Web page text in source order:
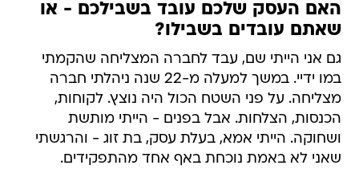
האם העסק שלכם עובד בשבילכם - או
שאתם עובדים בשבילו?
גם אני הייתי שם, עבד לחברה המצליחה שהקמתי
במו ידיי. במשך למעלה מ-22 שנה ניהלתי חברה
מצליחה. על פני השטח הכול היה נוצץ. לקוחות,
הכנסות, הצלחות. אבל בפנים - הייתי מותשת
ושחוקה. הייתי אמא, בעלת עסק, בת זוג - והרגשתי
שאני לא באמת נוכחת באף אחד מהתפקידים.